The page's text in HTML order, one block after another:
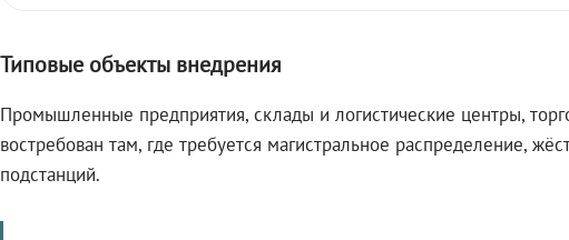
Типовые объекты внедрения
Промышленные предприятия, склады и логистические центры,
востребован там, где требуется магистральное распределение,
подстанций.